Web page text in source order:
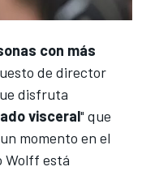
con más
de director
disfruta
visceral" que
momento en el
Wolff está